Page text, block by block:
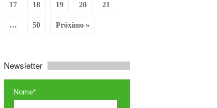
17 18 19 20 21
… 50 Próximo »
Newsletter
Nome*